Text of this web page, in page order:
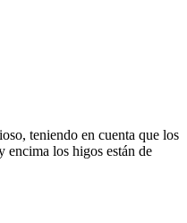
teniendo en cuenta que los
encima los higos están de